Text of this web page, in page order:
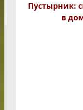
Пустырник:
в